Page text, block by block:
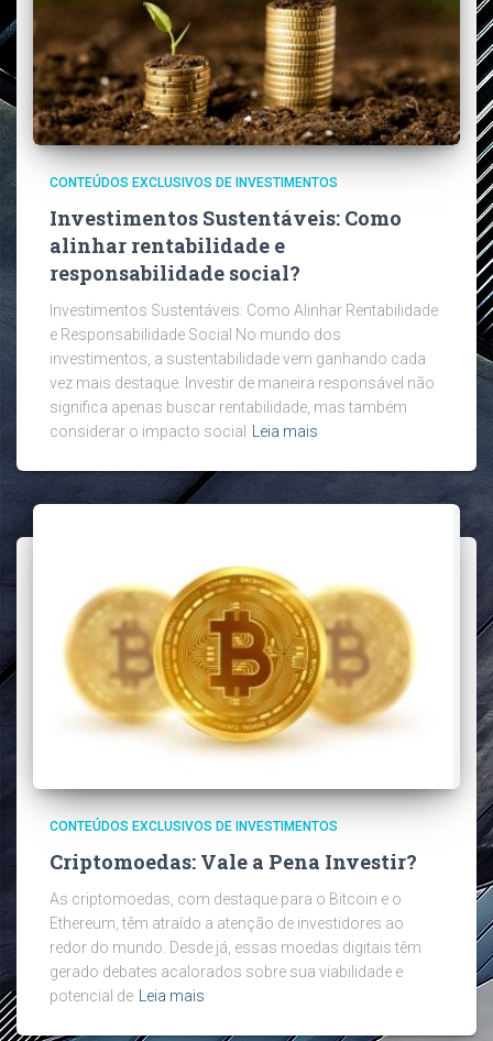
CONTEÚDOS EXCLUSIVOS DE INVESTIMENTOS
Investimentos Sustentáveis: Como
alinhar rentabilidade e
responsabilidade social?
Investimentos Sustentáveis: Como Alinhar Rentabilidade
e Responsabilidade Social No mundo dos
investimentos, a sustentabilidade vem ganhando cada
vez mais destaque. Investir de maneira responsável não
significa apenas buscar rentabilidade, mas também
considerar o impacto social
Leia mais
CONTEÚDOS EXCLUSIVOS DE INVESTIMENTOS
Criptomoedas: Vale a Pena Investir?
As criptomoedas, com destaque para o Bitcoin e o
Ethereum, têm atraído a atenção de investidores ao
redor do mundo. Desde já, essas moedas digitais têm
gerado debates acalorados sobre sua viabilidade e
potencial de
Leia mais